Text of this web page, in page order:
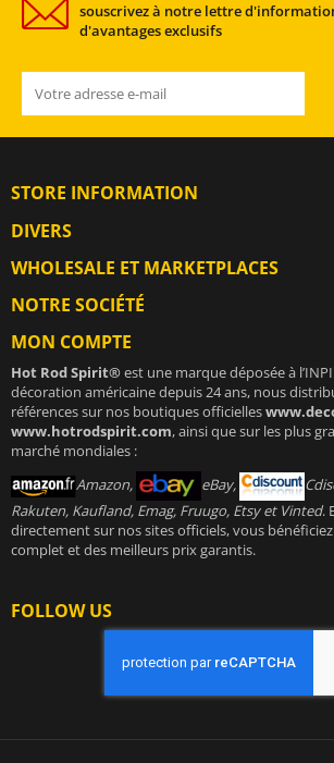
souscrivez à notre lettre
d'avantages exclusifs
STORE INFORMATION
DIVERS
WHOLESALE ET MARKETPLACES
NOTRE SOCIÉTÉ
MON COMPTE
Hot Rod Spirit®est une marque déposée à
décoration américaine depuis 24 ans, nous
références sur nos boutiques officielles
www.hotrodspirit.com, ainsi que sur les plus
marché mondiales :
Amazon,
eBay,
Rakuten, Kaufland, Emag, Fruugo, Etsy et Vinted.
directement sur nos sites officiels, vous
complet et des meilleurs prix garantis.
FOLLOW US